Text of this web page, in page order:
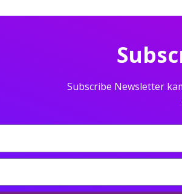
Subscribe Newsletter